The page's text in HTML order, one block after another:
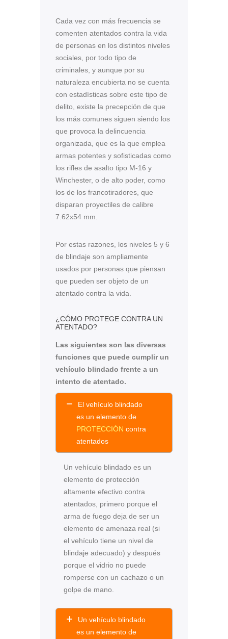
Cada vez con más frecuencia se
comenten atentados contra la vida
de personas en los distintos niveles
sociales, por todo tipo de
criminales, y aunque por su
naturaleza encubierta no se cuenta
con estadísticas sobre este tipo de
delito, existe la precepción de que
los más comunes siguen siendo los
que provoca la delincuencia
organizada, que es la que emplea
armas potentes y sofisticadas como
los rifles de asalto tipo M-16 y
Winchester, o de alto poder, como
los de los francotiradores, que
disparan proyectiles de calibre
7.62x54 mm.
Por estas razones, los niveles 5 y 6
de blindaje son ampliamente
usados por personas que piensan
que pueden ser objeto de un
atentado contra la vida.
¿CÓMO PROTEGE CONTRA UN
ATENTADO?
Las siguientes son las diversas
funciones que puede cumplir un
vehículo blindado frente a un
intento de atentado.
El vehículo blindado
es un elemento de
PROTECCIÓN contra
atentados
Un vehículo blindado es un
elemento de protección
altamente efectivo contra
atentados, primero porque el
arma de fuego deja de ser un
elemento de amenaza real (si
el vehículo tiene un nivel de
blindaje adecuado) y después
porque el vidrio no puede
romperse con un cachazo o un
golpe de mano.
Un vehículo blindado
es un elemento de